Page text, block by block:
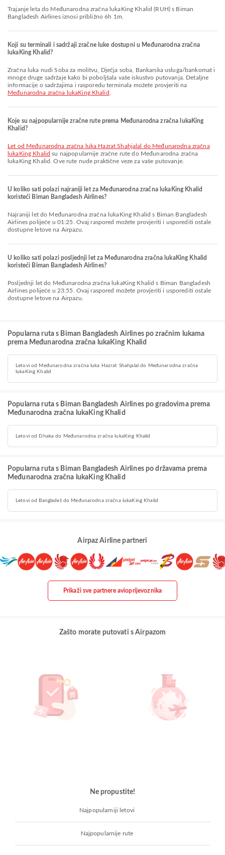
Trajanje leta do Međunarodna zračna lukaKing Khalid (RUH) s Biman
Bangladesh Airlines iznosi približno 6h 1m.
Koji su terminali i sadržaji zračne luke dostupni u Međunarodna zračna
lukaKing Khalid?
Zračna luka nudi Soba za molitvu, Dječja soba, Bankarska usluga/bankomat i
mnoge druge sadržaje kako bi poboljšala vaše iskustvo putovanja. Detaljne
informacije o sadržajima i rasporedu terminala možete provjeriti na
Međunarodna zračna lukaKing Khalid
Koje su najpopularnije zračne rute prema Međunarodna zračna lukaKing
Khalid?
let od Međunarodna zračna luka Hazrat Shahjalal do Međunarodna zračna
lukaKing Khalid su najpopularnije zračne rute do Međunarodna zračna
lukaKing Khalid. Ove rute nude praktične veze za vaše putovanje.
U koliko sati polazi najraniji let za Međunarodna zračna lukaKing Khalid
koristeći Biman Bangladesh Airlines?
Najraniji let do Međunarodna zračna lukaKing Khalid s Biman Bangladesh
Airlines polijeće u 01:25. Ovaj raspored možete provjeriti i usporediti ostale
dostupne letove na Airpazu.
U koliko sati polazi posljednji let za Međunarodna zračna lukaKing Khalid
koristeći Biman Bangladesh Airlines?
Posljednji let do Međunarodna zračna lukaKing Khalid s Biman Bangladesh
Airlines polijeće u 23:55. Ovaj raspored možete provjeriti i usporediti ostale
dostupne letove na Airpazu.
Popularna ruta s Biman Bangladesh Airlines po zračnim lukama
prema Međunarodna zračna lukaKing Khalid
Letovi od Međunarodna zračna luka Hazrat Shahjalal do Međunarodna zračna
lukaKing Khalid
Popularna ruta s Biman Bangladesh Airlines po gradovima prema
Međunarodna zračna lukaKing Khalid
Letovi od Dhaka do Međunarodna zračna lukaKing Khalid
Popularna ruta s Biman Bangladesh Airlines po državama prema
Međunarodna zračna lukaKing Khalid
Letovi od Bangladeš do Međunarodna zračna lukaKing Khalid
Airpaz Airline partneri
Prikaži sve partnere avioprijevoznika
Zašto morate putovati s Airpazom
Ne propustite!
Najpopularniji letovi
Najpopularnije rute